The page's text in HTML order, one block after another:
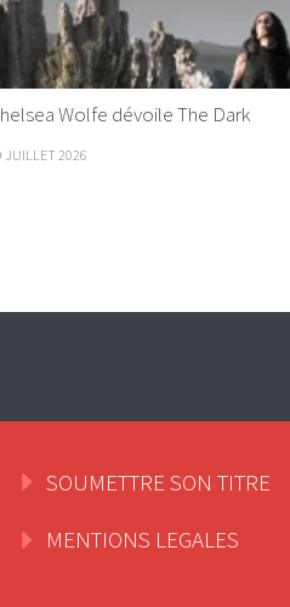
Wolfe dévoile The Dark
JUILLET 2026
SOUMETTRE SON TITRE
MENTIONS LEGALES